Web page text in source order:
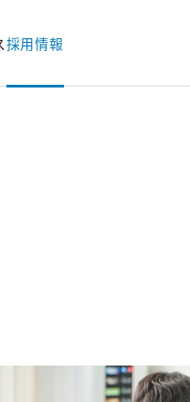
採用情報